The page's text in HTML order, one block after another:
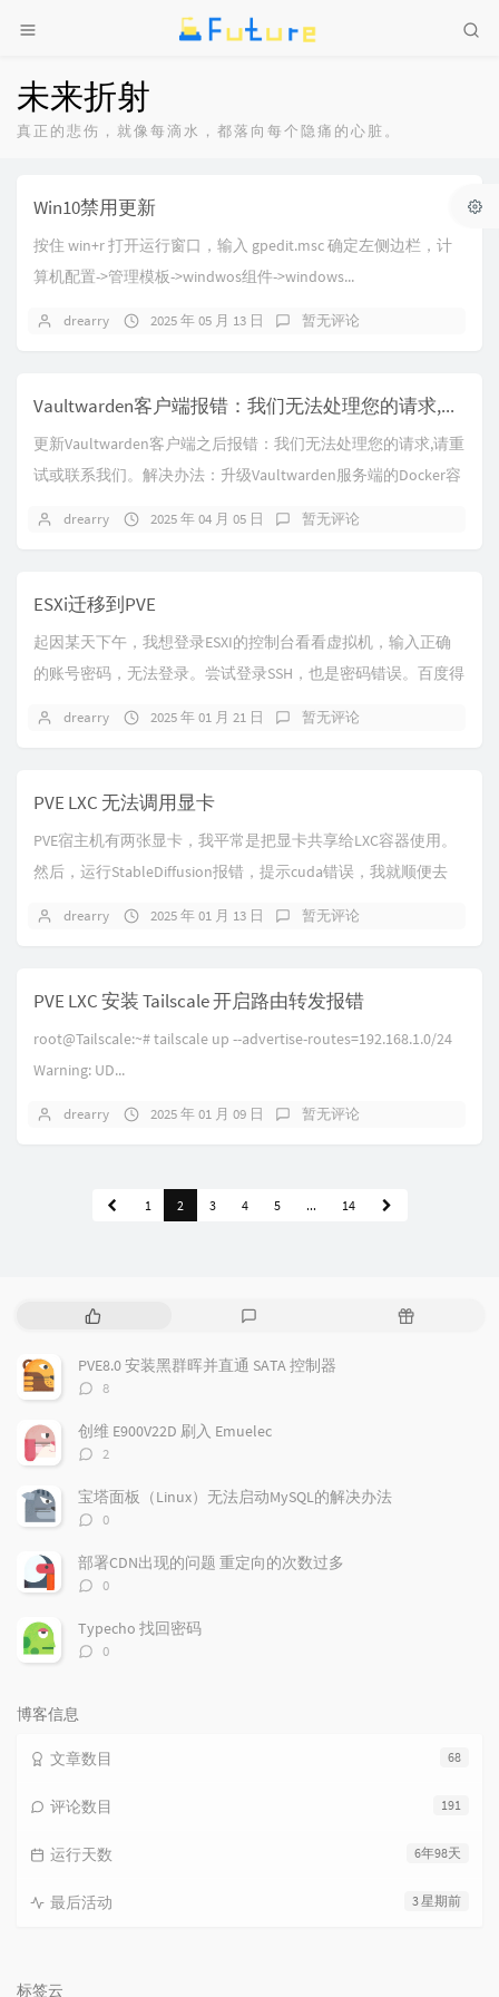
未来折射
真正的悲伤，就像每滴水，都落向每个隐痛的心脏。
Win10禁用更新
按住 win+r 打开运行窗口，输入 gpedit.msc 确定左侧边栏，计
算机配置->管理模板->windwos组件->windows...
drearry 2025 年 05 月 13 日 暂无评论
Vaultwarden客户端报错：我们无法处理您的请求,请重试或联系我们
更新Vaultwarden客户端之后报错：我们无法处理您的请求,请重
试或联系我们。解决办法：升级Vaultwarden服务端的Docker容
drearry 2025 年 04 月 05 日 暂无评论
ESXi迁移到PVE
起因某天下午，我想登录ESXI的控制台看看虚拟机，输入正确
的账号密码，无法登录。尝试登录SSH，也是密码错误。百度得
drearry 2025 年 01 月 21 日 暂无评论
PVE LXC 无法调用显卡
PVE宿主机有两张显卡，我平常是把显卡共享给LXC容器使用。
然后，运行StableDiffusion报错，提示cuda错误，我就顺便去
drearry 2025 年 01 月 13 日 暂无评论
PVE LXC 安装 Tailscale 开启路由转发报错
root@Tailscale:~# tailscale up --advertise-routes=192.168.1.0/24
Warning: UD...
drearry 2025 年 01 月 09 日 暂无评论
1 2 3 4 5 ... 14
热
文
章
评
随
PVE8.0 安装黑群晖并直通 SATA 控制器
评
数：
8
创维 E900V22D 刷入 Emuelec
评
数：
2
宝塔面板（Linux）无法启动MySQL的解决办法
评
数：
0
部署CDN出现的问题 重定向的次数过多
评
数：
0
Typecho 找回密码
评
0
博客信息
68
文章数目
191
评论数目
6年98天
运行天数
3 星期前
最后活动
标签云